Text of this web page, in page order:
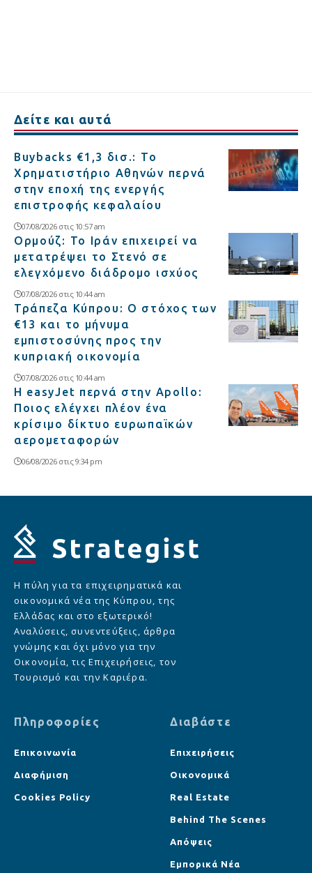
Δείτε και αυτά
Buybacks €1,3 δισ.: Το
Χρηματιστήριο Αθηνών περνά
στην εποχή της ενεργής
επιστροφής κεφαλαίου
07/08/2026 στις 10:57 am
Ορμούζ: Το Ιράν επιχειρεί να
μετατρέψει το Στενό σε
ελεγχόμενο διάδρομο ισχύος
07/08/2026 στις 10:44 am
Τράπεζα Κύπρου: Ο στόχος των
€13 και το μήνυμα
εμπιστοσύνης προς την
κυπριακή οικονομία
07/08/2026 στις 10:44 am
Η easyJet περνά στην Apollo:
Ποιος ελέγχει πλέον ένα
κρίσιμο δίκτυο ευρωπαϊκών
αερομεταφορών
06/08/2026 στις 9:34 pm
Η πύλη για τα επιχειρηματικά και
οικονομικά νέα της Κύπρου, της
Ελλάδας και στο εξωτερικό!
Αναλύσεις, συνεντεύξεις, άρθρα
γνώμης και όχι μόνο για την
Οικονομία, τις Επιχειρήσεις, τον
Τουρισμό και την Καριέρα.
Πληροφορίες
Επικοινωνία
Διαφήμιση
Cookies Policy
Διαβάστε
Επιχειρήσεις
Οικονομικά
Real Estate
Behind The Scenes
Απόψεις
Εμπορικά Νέα